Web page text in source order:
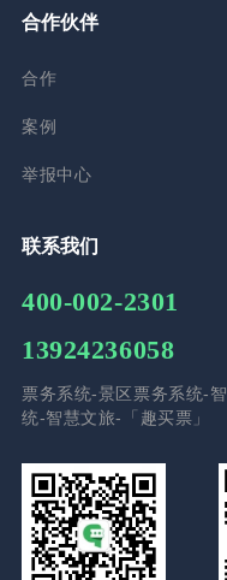
合作伙伴
合作
案例
举报中心
联系我们
400-002-2301
13924236058
票务系统-景区票务系统-
统-智慧文旅-「趣买票」